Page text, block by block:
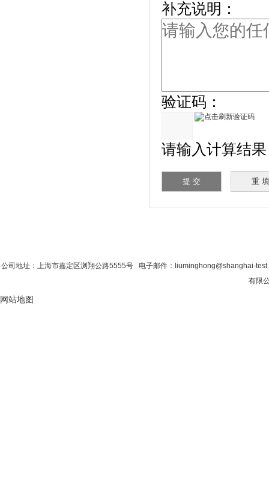
补充说明：
验证码：
请输入计算结果（
公司地址：上海市嘉定区浏翔公路5555号 电子邮件：liuminghong@shanghai-
有限
网站地图